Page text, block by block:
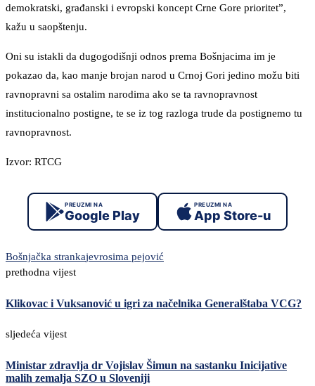
demokratski, građanski i evropski koncept Crne Gore prioritet”,
kažu u saopštenju.
Oni su istakli da dugogodišnji odnos prema Bošnjacima im je
pokazao da, kao manje brojan narod u Crnoj Gori jedino možu biti
ravnopravni sa ostalim narodima ako se ta ravnopravnost
institucionalno postigne, te se iz tog razloga trude da postignemo tu
ravnopravnost.
Izvor: RTCG
PREUZMI NA
Google Play
PREUZMI NA
App Store-u
Bošnjačka strankajevrosima pejović
prethodna vijest
Klikovac i Vuksanović u igri za načelnika Generalštaba VCG?
sljedeća vijest
Ministar zdravlja dr Vojislav Šimun na sastanku Inicijative
malih zemalja SZO u Sloveniji